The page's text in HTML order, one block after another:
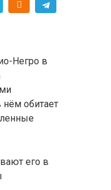
Негро в
обитает
его в